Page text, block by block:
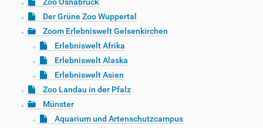
Zoo Osnabrück
Der Grüne Zoo Wuppertal
Zoom Erlebniswelt Gelsenkirchen
Erlebniswelt Afrika
Erlebniswelt Alaska
Erlebniswelt Asien
Zoo Landau in der Pfalz
Münster
Aquarium und Artenschutzcampus